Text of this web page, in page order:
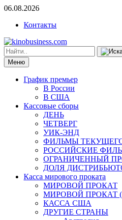
06.08.2026
Контакты
Меню
График премьер
В России
В США
Кассовые сборы
ДЕНЬ
ЧЕТВЕРГ
УИК-ЭНД
ФИЛЬМЫ
РОССИЙСКИЕ
ОГРАНИЧЕННЫЙ
ДОЛЯ
Касса мирового проката
МИРОВОЙ ПРОКАТ
МИРОВОЙ ПРОКАТ
КАССА США
ДРУГИЕ СТРАНЫ